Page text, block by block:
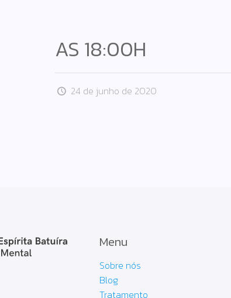
AS 18:00H
24 de junho de 2020
Menu
Sobre nós
Blog
Tratamento